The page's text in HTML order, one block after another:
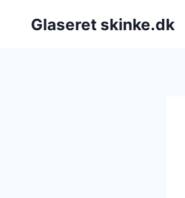
Glaseret skinke.dk